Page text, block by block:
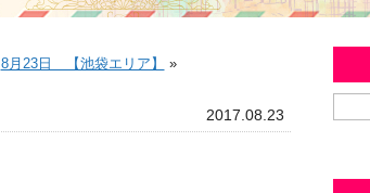
8月23日 【池袋エリア】 »
2017.08.23